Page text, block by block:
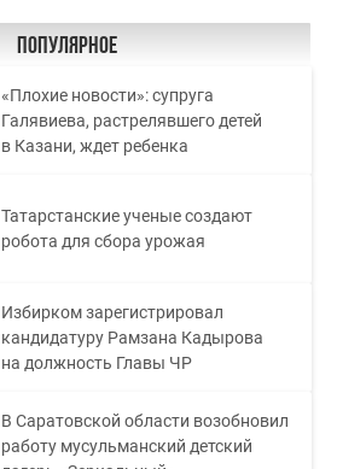
Популярное
«Плохие новости»: супруга
Галявиева, растрелявшего детей
в Казани, ждет ребенка
Татарстанские ученые создают
робота для сбора урожая
Избирком зарегистрировал
кандидатуру Рамзана Кадырова
на должность Главы ЧР
В Саратовской области возобновил
работу мусульманский детский